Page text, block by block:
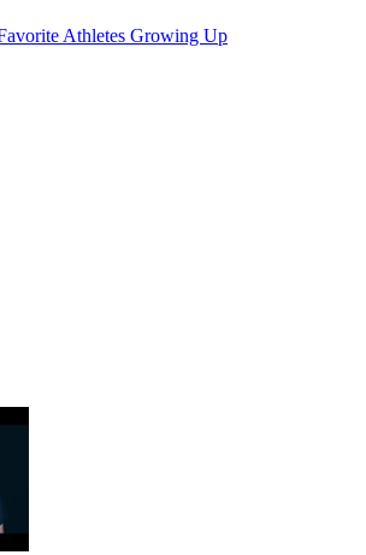
Athletes Growing Up